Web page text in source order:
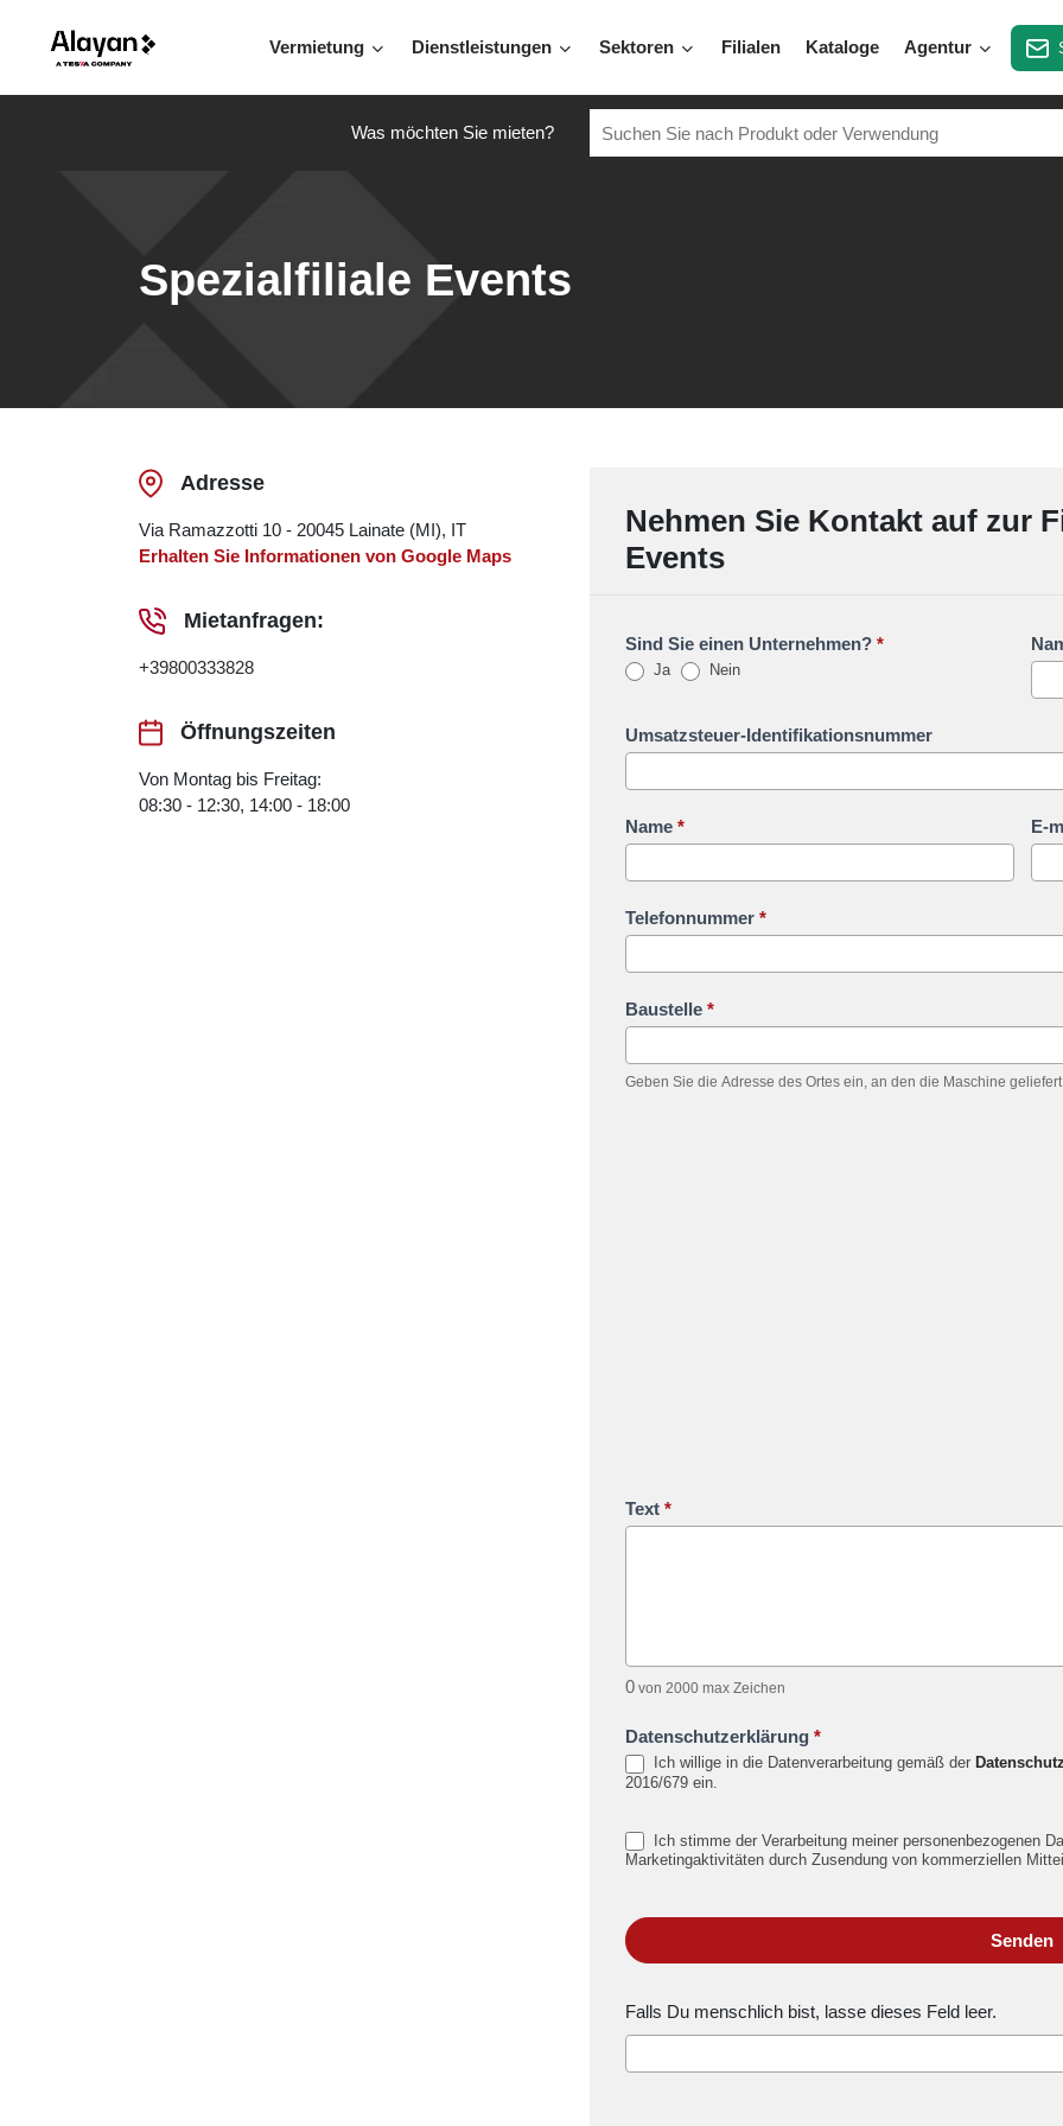
Vermietung Dienstleistungen Sektoren Filialen Kataloge Agentur
Was möchten Sie mieten?
Spezialfiliale Events
Adresse
Via Ramazzotti 10 - 20045 Lainate (MI), IT
Erhalten Sie Informationen von Google Maps
Mietanfragen:
+39800333828
Öffnungszeiten
Von Montag bis Freitag:
08:30 - 12:30, 14:00 - 18:00
Nehmen Sie Kontakt auf zur
Events
Sind Sie einen Unternehmen? *
Ja Nein
Umsatzsteuer-Identifikationsnummer
Name * E-
Telefonnummer *
Baustelle *
Geben Sie die Adresse des Ortes ein, an den die Maschine geliefert
Text *
0 von 2000 max Zeichen
Datenschutzerklärung *
Ich willige in die Datenverarbeitung gemäß der
2016/679 ein.
Ich stimme der Verarbeitung meiner personenbezogenen
Marketingaktivitäten durch Zusendung von kommerziellen
Senden
Falls Du menschlich bist, lasse dieses Feld leer.